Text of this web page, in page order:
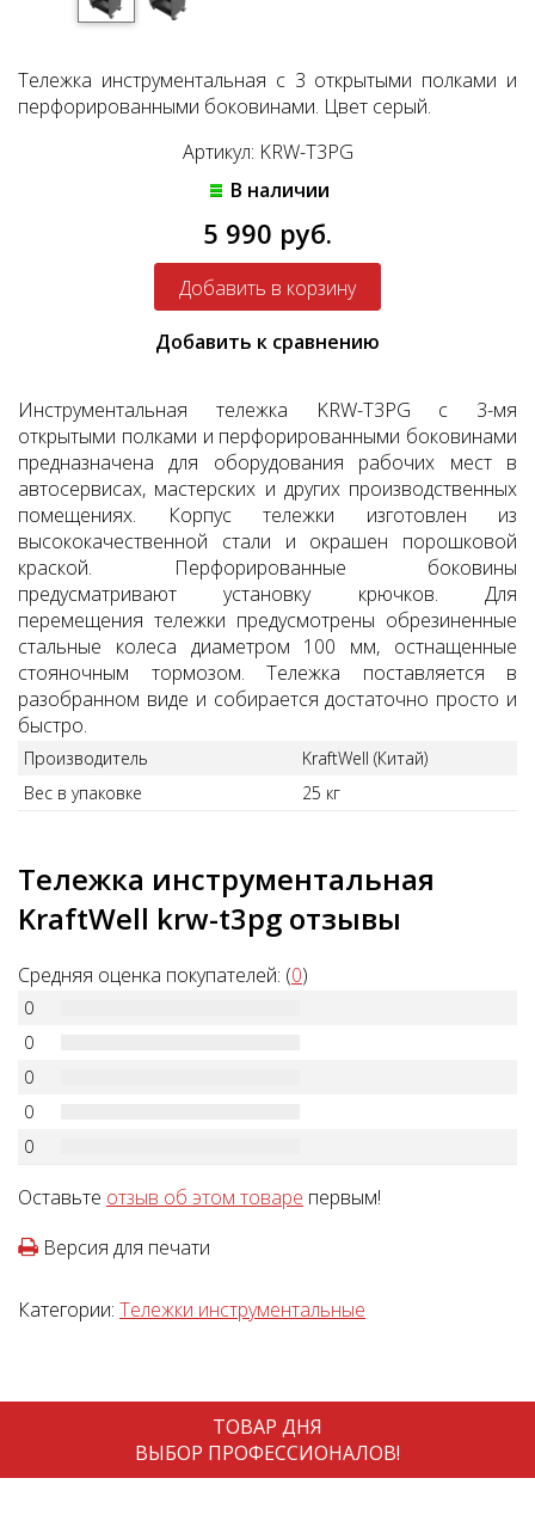
Тележка инструментальная с 3 открытыми полками и
перфорированными боковинами. Цвет серый.
Артикул: KRW-T3PG
В наличии
5 990 руб.
Добавить к сравнению
Инструментальная тележка KRW-T3PG с 3-мя
открытыми полками и перфорированными боковинами
предназначена для оборудования рабочих мест в
автосервисах, мастерских и других производственных
помещениях. Корпус тележки изготовлен из
высококачественной стали и окрашен порошковой
краской. Перфорированные боковины
предусматривают установку крючков. Для
перемещения тележки предусмотрены обрезиненные
стальные колеса диаметром 100 мм, остнащенные
стояночным тормозом. Тележка поставляется в
разобранном виде и собирается достаточно просто и
быстро.
Производитель
KraftWell (Китай)
Вес в упаковке
25 кг
Тележка инструментальная
KraftWell krw-t3pg отзывы
Средняя оценка покупателей: (0)
0
0
0
0
0
Оставьте отзыв об этом товаре первым!
Версия для печати
Категории: Тележки инструментальные
ТОВАР ДНЯ
ВЫБОР ПРОФЕССИОНАЛОВ!